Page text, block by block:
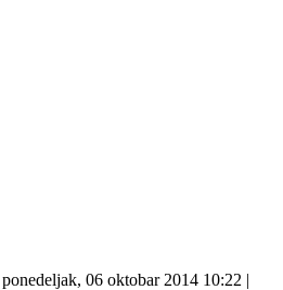
06 oktobar 2014 10:22 |